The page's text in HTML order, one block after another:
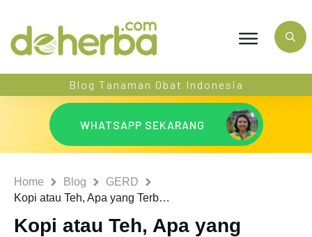
Blog Tanaman Obat Indonesia
WHATSAPP SEKARANG
Home Blog
GERD
Kopi atau Teh, Apa yang Terbaik dan Pengaruhnya bagi Penderita GERD?
Kopi atau Teh, Apa yang